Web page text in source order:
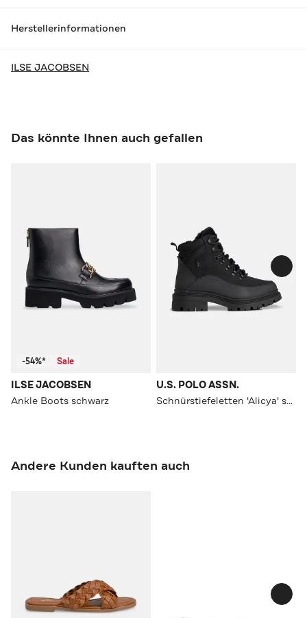
Herstellerinformationen
ILSE JACOBSEN
Das könnte Ihnen auch gefallen
-54%* Sale
ILSE JACOBSEN
Ankle Boots schwarz
U.S. POLO ASSN.
Schnürstiefeletten 'Alicya' schwarz
Andere Kunden kauften auch